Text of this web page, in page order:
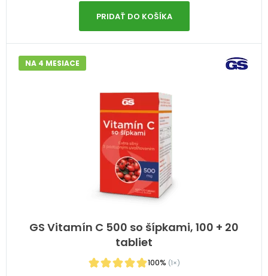
PRIDAŤ DO KOŠÍKA
GS Vitamín C 500 so šípkami, 100 + 20
tabliet
100% (1×)
NA 4 MESIACE